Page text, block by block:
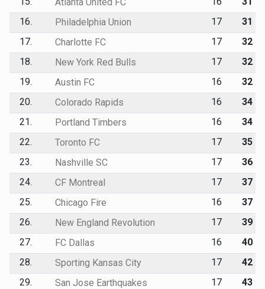
16.
Philadelphia Union 17
31
17.
Charlotte FC 17
32
18.
New York Red Bulls 17
32
19.
Austin FC 16
32
20.
Colorado Rapids 16
34
21.
Portland Timbers 16
34
22.
Toronto FC 17
35
23.
Nashville SC 17
36
24.
CF Montreal 17
37
25.
Chicago Fire 16
37
26.
New England Revolution 17
39
27.
FC Dallas 16
40
28.
Sporting Kansas City 17
42
29.
San Jose Earthquakes 17 43